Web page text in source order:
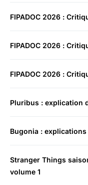
FIPADOC 2026 :
FIPADOC 2026 :
FIPADOC 2026 :
Pluribus : explication
Bugonia :
Stranger Things
volume 1